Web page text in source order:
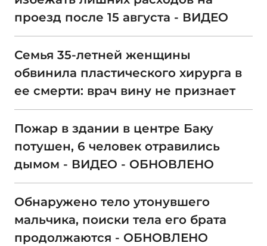
проезд после 15 августа - ВИДЕО
Семья 35-летней женщины
обвинила пластического хирурга в
ее смерти: врач вину не признает
Пожар в здании в центре Баку
потушен, 6 человек отравились
дымом - ВИДЕО - ОБНОВЛЕНО
Обнаружено тело утонувшего
мальчика, поиски тела его брата
продолжаются - ОБНОВЛЕНО